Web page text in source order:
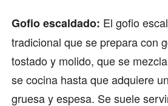
Gofio escaldado: El gofio
tradicional que se prepara con
tostado y molido, que se
se cocina hasta que adquiere
gruesa y espesa. Se suele